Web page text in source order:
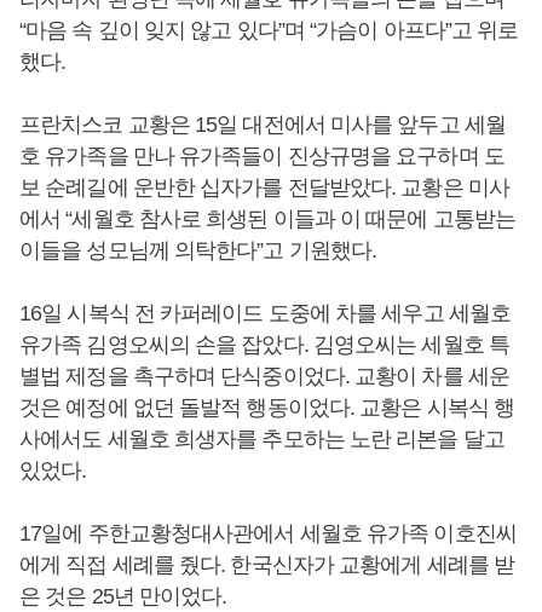
“마음 속 깊이 잊지 않고 있다”며 “가슴이 아프다”고 위로
했다.
프란치스코 교황은 15일 대전에서 미사를 앞두고 세월
호 유가족을 만나 유가족들이 진상규명을 요구하며 도
보 순례길에 운반한 십자가를 전달받았다. 교황은 미사
에서 “세월호 참사로 희생된 이들과 이 때문에 고통받는
이들을 성모님께 의탁한다”고 기원했다.
16일 시복식 전 카퍼레이드 도중에 차를 세우고 세월호
유가족 김영오씨의 손을 잡았다. 김영오씨는 세월호 특
별법 제정을 촉구하며 단식중이었다. 교황이 차를 세운
것은 예정에 없던 돌발적 행동이었다. 교황은 시복식 행
사에서도 세월호 희생자를 추모하는 노란 리본을 달고
있었다.
17일에 주한교황청대사관에서 세월호 유가족 이호진씨
에게 직접 세례를 줬다. 한국신자가 교황에게 세례를 받
은 것은 25년 만이었다.